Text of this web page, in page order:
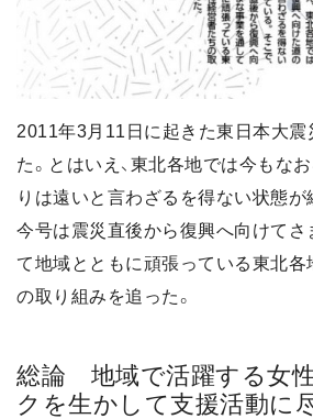
2011年3月11日に起きた東日本大震
た。とはいえ、東北各地では今もな
りは遠いと言わざるを得ない状態が
今号は震災直後から復興へ向けてさ
て地域とともに頑張っている東北各
の取り組みを追った。
総論 地域で活躍する女
クを生かして支援活動に